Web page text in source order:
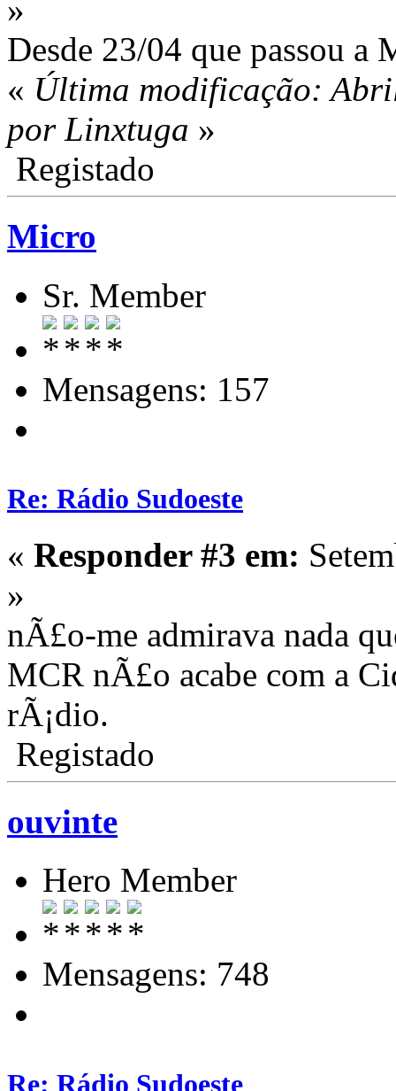
»
Desde 23/04 que passou a
« Última modificação:
por Linxtuga »
Registado
Micro
Sr. Member
Mensagens: 157
Re: Rádio Sudoeste
« Responder #3 em:
»
nÃ£o-me admirava nada
MCR nÃ£o acabe com a
rÃ¡dio.
Registado
ouvinte
Hero Member
Mensagens: 748
Re: Rádio Sudoeste